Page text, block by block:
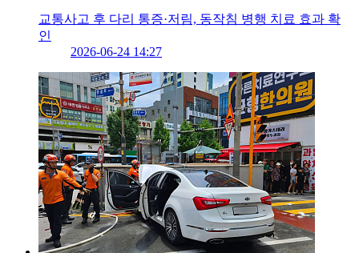
교통사고 후 다리 통증·저림, 동작침 병행 치료 효과 확
인
2026-06-24 14:27